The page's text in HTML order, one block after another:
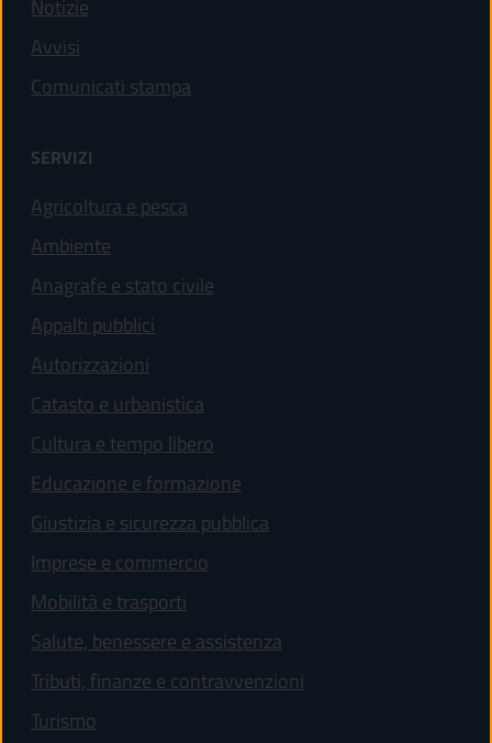
Notizie
Avvisi
Comunicati stampa
SERVIZI
Agricoltura e pesca
Ambiente
Anagrafe e stato civile
Appalti pubblici
Autorizzazioni
Catasto e urbanistica
Cultura e tempo libero
Educazione e formazione
Giustizia e sicurezza pubblica
Imprese e commercio
Mobilità e trasporti
Salute, benessere e assistenza
Tributi, finanze e contravvenzioni
Turismo